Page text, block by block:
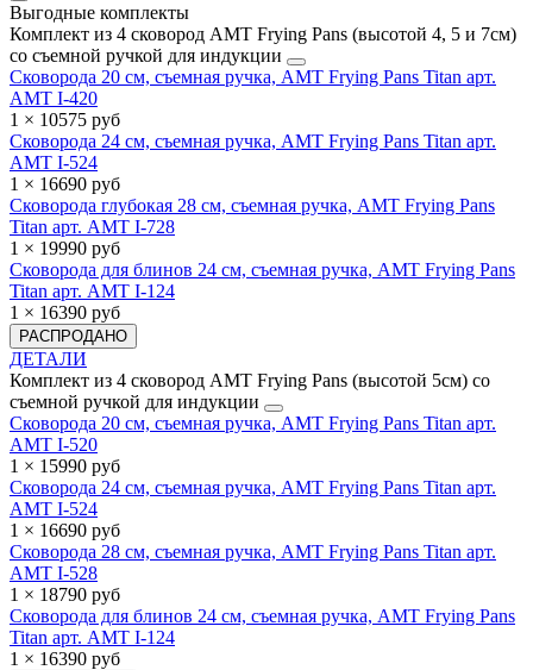
Выгодные комплекты
Комплект из 4 сковород AMT Frying Pans (высотой 4, 5 и 7см)
со съемной ручкой для индукции
Сковорода 20 см, съемная ручка, AMT Frying Pans Titan арт.
AMT I-420
1 × 10575 руб
Сковорода 24 см, съемная ручка, AMT Frying Pans Titan арт.
AMT I-524
1 × 16690 руб
Сковорода глубокая 28 см, съемная ручка, AMT Frying Pans
Titan арт. AMT I-728
1 × 19990 руб
Сковорода для блинов 24 см, съемная ручка, AMT Frying Pans
Titan арт. AMT I-124
1 × 16390 руб
РАСПРОДАНО
ДЕТАЛИ
Комплект из 4 сковород AMT Frying Pans (высотой 5см) со
съемной ручкой для индукции
Сковорода 20 см, съемная ручка, AMT Frying Pans Titan арт.
AMT I-520
1 × 15990 руб
Сковорода 24 см, съемная ручка, AMT Frying Pans Titan арт.
AMT I-524
1 × 16690 руб
Сковорода 28 см, съемная ручка, AMT Frying Pans Titan арт.
AMT I-528
1 × 18790 руб
Сковорода для блинов 24 см, съемная ручка, AMT Frying Pans
Titan арт. AMT I-124
1 × 16390 руб